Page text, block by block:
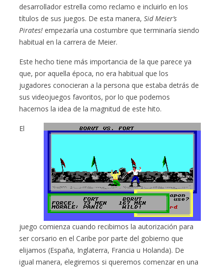
desarrollador estrella como reclamo e incluirlo en los
títulos de sus juegos. De esta manera,Sid Meier’s
Pirates! empezaría una costumbre que terminaría siendo
habitual en la carrera de Meier.
Este hecho tiene más importancia de la que parece ya
que, por aquella época, no era habitual que los
jugadores conocieran a la persona que estaba detrás de
sus videojuegos favoritos, por lo que podemos
hacernos la idea de la magnitud de este hito.
El
juego comienza cuando recibimos la autorización para
ser corsario en el Caribe por parte del gobierno que
elijamos (España, Inglaterra, Francia u Holanda). De
igual manera, elegiremos si queremos comenzar en una